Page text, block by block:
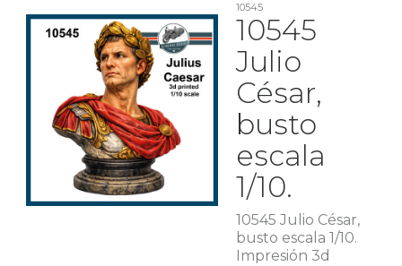
10545
10545
Julio
César,
busto
escala
1/10.
10545 Julio César,
busto escala 1/10.
Impresión 3d